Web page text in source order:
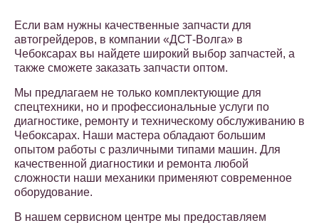
Если вам нужны качественные запчасти для
автогрейдеров, в компании «ДСТ-Волга» в
Чебоксарах вы найдете широкий выбор запчастей, а
также сможете заказать запчасти оптом.
Мы предлагаем не только комплектующие для
спецтехники, но и профессиональные услуги по
диагностике, ремонту и техническому обслуживанию в
Чебоксарах. Наши мастера обладают большим
опытом работы с различными типами машин. Для
качественной диагностики и ремонта любой
сложности наши механики применяют современное
оборудование.
В нашем сервисном центре мы предоставляем